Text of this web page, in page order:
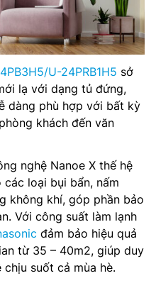
U-24PRB1H5 sở
lạ với dạng tủ đứng,
dàng phù hợp với bất kỳ
khách đến văn
nghệ Nanoe X thế hệ
loại bụi bẩn, nấm
không khí, góp phần bảo
Với công suất làm lạnh
đảm bảo hiệu quả
từ 35 – 40m2, giúp duy
suốt cả mùa hè.